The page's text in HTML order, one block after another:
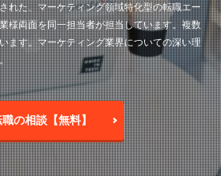
れた、マーケティング領域特化型の転職エー
様両面を同一担当者が担当しています。複数
ます。マーケティング業界についての深い理
の相談【無料】